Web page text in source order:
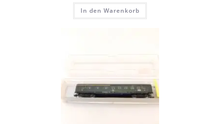
In den Warenkorb